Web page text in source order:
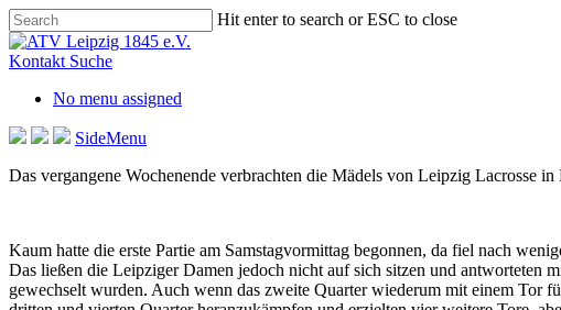
Skip
to
main
Hit enter to search or ESC to close
Close
Search
Kontakt Suche
No menu assigned
SideMenu
Das vergangene Wochenende verbrachten die Mädels von Leipzig Lacrosse
Kaum hatte die erste Partie am Samstagvormittag begonnen, da fiel nach
Das ließen die Leipziger Damen jedoch nicht auf sich sitzen und antworteten
gewechselt wurden. Auch wenn das zweite Quarter wiederum mit einem Tor